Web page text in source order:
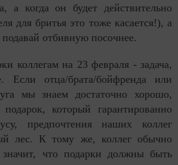
а когда он будет действительно
для бритья это тоже касается!), а
отбивную посочнее.
коллегам на 23 февраля - задача,
Если отца/брата/бойфренда или
мы знаем достаточно хорошо,
который гарантированно
предпочтения наших коллег
лес. К тому же, коллег обычно
значит, что подарки должны быть